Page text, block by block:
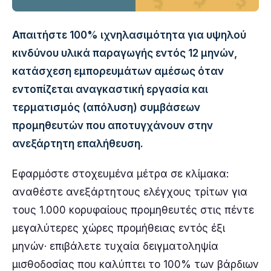
Απαιτήστε 100% ιχνηλασιμότητα για υψηλού
κινδύνου υλικά παραγωγής εντός 12 μηνών,
κατάσχεση εμπορευμάτων αμέσως όταν
εντοπίζεται αναγκαστική εργασία και
τερματισμός (απόλυση) συμβάσεων
προμηθευτών που αποτυγχάνουν στην
ανεξάρτητη επαλήθευση.
Εφαρμόστε στοχευμένα μέτρα σε κλίμακα:
αναθέστε ανεξάρτητους ελέγχους τρίτων για
τους 1.000 κορυφαίους προμηθευτές στις πέντε
μεγαλύτερες χώρες προμήθειας εντός έξι
μηνών· επιβάλετε τυχαία δειγματοληψία
μισθοδοσίας που καλύπτει το 100% των βάρδιων